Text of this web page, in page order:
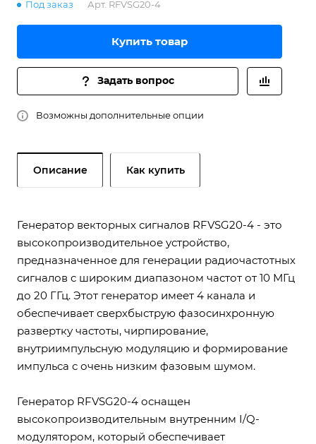
Под заказ Арт. RFVSG20-4
Купить товар
Задать вопрос
Возможны дополнительные опции
Описание Как купить
Генератор векторных сигналов RFVSG20-4 - это
высокопроизводительное устройство,
предназначенное для генерации радиочастотных
сигналов с широким диапазоном частот от 10 МГц
до 20 ГГц. Этот генератор имеет 4 канала и
обеспечивает сверхбыструю фазосинхронную
развертку частоты, чирпирование,
внутриимпульсную модуляцию и формирование
импульса с очень низким фазовым шумом.
Генератор RFVSG20-4 оснащен
высокопроизводительным внутренним I/Q-
модулятором, который обеспечивает